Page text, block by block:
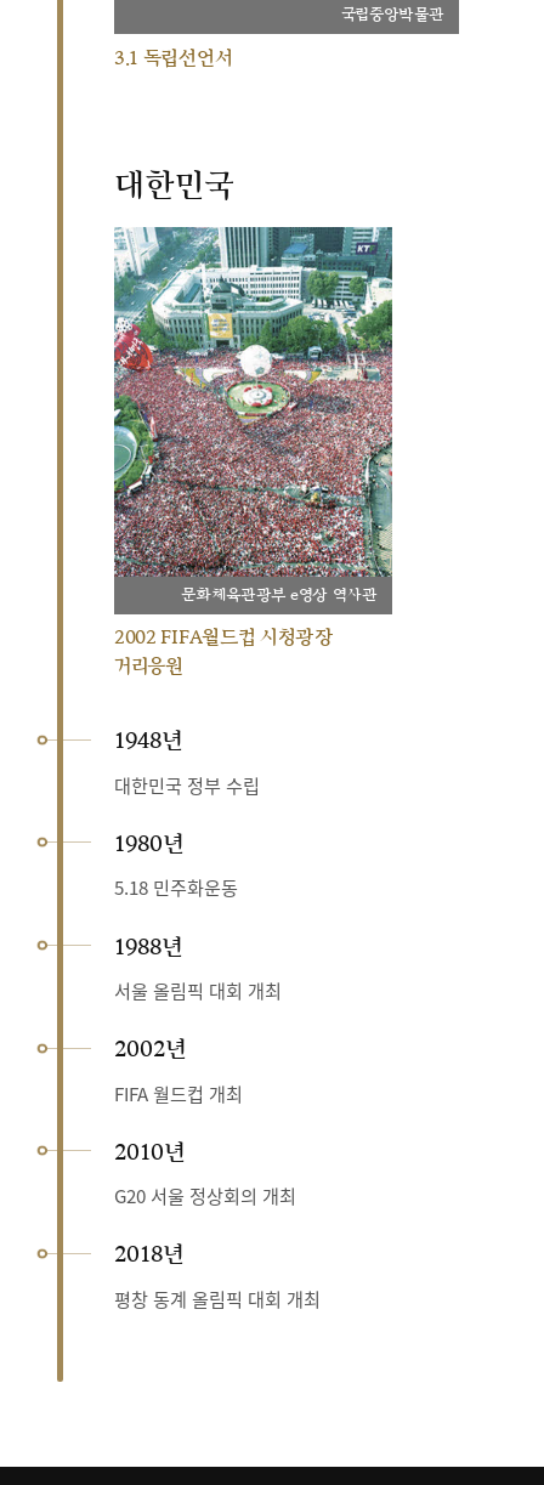
국립중앙박물관
3.1 독립선언서
대한민국
문화체육관광부 e영상 역사관
2002 FIFA월드컵 시청광장
거리응원
1948년
대한민국 정부 수립
1980년
5.18 민주화운동
1988년
서울 올림픽 대회 개최
2002년
FIFA 월드컵 개최
2010년
G20 서울 정상회의 개최
2018년
평창 동계 올림픽 대회 개최